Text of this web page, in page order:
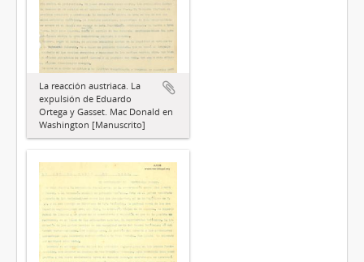
La reacción austriaca. La
expulsión de Eduardo
Ortega y Gasset. Mac Donald en
Washington [Manuscrito]